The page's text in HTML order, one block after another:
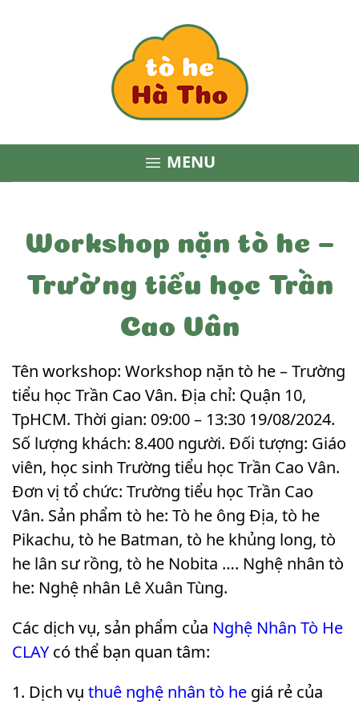
 MENU
Workshop nặn tò he –
Trường tiểu học Trần
Cao Vân
Tên workshop: Workshop nặn tò he – Trường
tiểu học Trần Cao Vân. Địa chỉ: Quận 10,
TpHCM. Thời gian: 09:00 – 13:30 19/08/2024.
Số lượng khách: 8.400 người. Đối tượng: Giáo
viên, học sinh Trường tiểu học Trần Cao Vân.
Đơn vị tổ chức: Trường tiểu học Trần Cao
Vân. Sản phẩm tò he: Tò he ông Địa, tò he
Pikachu, tò he Batman, tò he khủng long, tò
he lân sư rồng, tò he Nobita …. Nghệ nhân tò
he: Nghệ nhân Lê Xuân Tùng.
Các dịch vụ, sản phẩm của Nghệ Nhân Tò He
CLAY có thể bạn quan tâm:
Dịch vụ thuê nghệ nhân tò he giá rẻ của